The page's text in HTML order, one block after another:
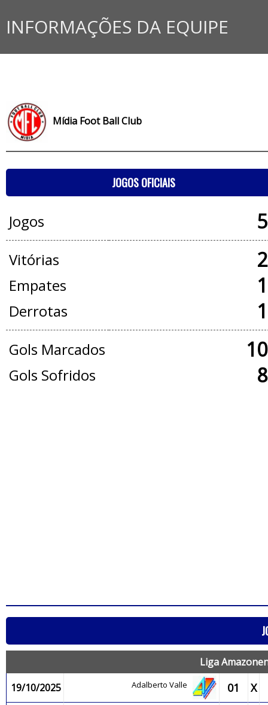
INFORMAÇÕES DA EQUIPE
Mídia Foot Ball Club
JOGOS OFICIAIS
Jogos
Vitórias
Empates
Derrotas
Gols Marcados
Gols Sofridos
Liga
19/10/2025
Adalberto Valle 01 X